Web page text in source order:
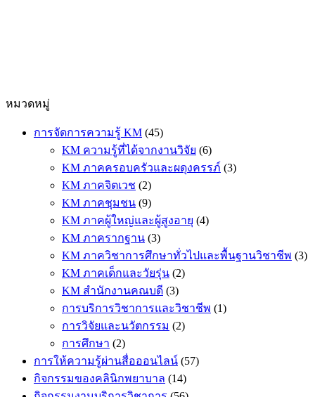
หมวดหมู่
การจัดการความรู้ KM (45)
KM ความรู้ที่ได้จากงานวิจัย (6)
KM ภาคครอบครัวและผดุงครรภ์ (3)
KM ภาคจิตเวช (2)
KM ภาคชุมชน (9)
KM ภาคผู้ใหญ่และผู้สูงอายุ (4)
KM ภาครากฐาน (3)
KM ภาควิชาการศึกษาทั่วไปและพื้นฐานวิชาชีพ (3)
KM ภาคเด็กและวัยรุ่น (2)
KM สำนักงานคณบดี (3)
การบริการวิชาการและวิชาชีพ (1)
การวิจัยและนวัตกรรม (2)
การศึกษา (2)
การให้ความรู้ผ่านสื่อออนไลน์ (57)
กิจกรรมของคลินิกพยาบาล (14)